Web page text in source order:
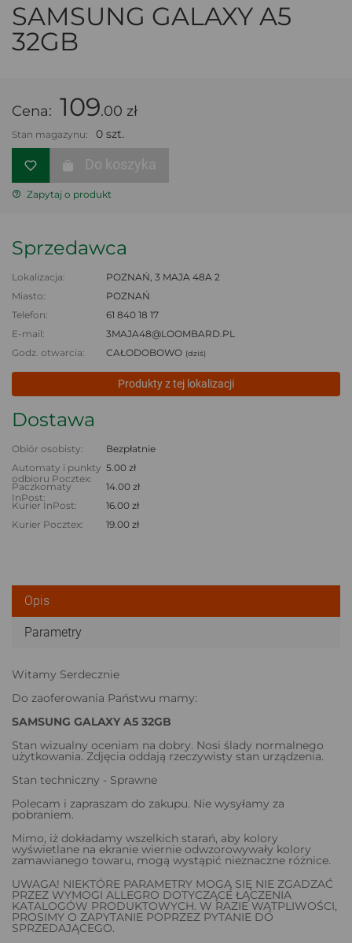
SAMSUNG GALAXY A5
32GB
Cena: 109.00 zł
Stan magazynu: 0 szt.
Do koszyka
Zapytaj o produkt
Sprzedawca
Lokalizacja:
POZNAŃ, 3 MAJA 48A 2
Miasto:
POZNAŃ
Telefon:
61 840 18 17
E-mail:
3MAJA48@LOOMBARD.PL
Godz. otwarcia:
CAŁODOBOWO (dziś)
Produkty z tej lokalizacji
Dostawa
Obiór osobisty:
Bezpłatnie
Automaty i punkty
odbioru Pocztex:
5.00 zł
Paczkomaty
InPost:
14.00 zł
Kurier InPost:
16.00 zł
Kurier Pocztex:
19.00 zł
Opis
Parametry
Witamy Serdecznie
Do zaoferowania Państwu mamy:
SAMSUNG GALAXY A5 32GB
Stan wizualny oceniam na dobry. Nosi ślady normalnego
użytkowania. Zdjęcia oddają rzeczywisty stan urządzenia.
Stan techniczny - Sprawne
Polecam i zapraszam do zakupu. Nie wysyłamy za
pobraniem.
Mimo, iż dokładamy wszelkich starań, aby kolory
wyświetlane na ekranie wiernie odwzorowywały kolory
zamawianego towaru, mogą wystąpić nieznaczne różnice.
UWAGA! NIEKTÓRE PARAMETRY MOGĄ SIĘ NIE ZGADZAĆ
PRZEZ WYMOGI ALLEGRO DOTYCZĄCE ŁĄCZENIA
KATALOGÓW PRODUKTOWYCH. W RAZIE WĄTPLIWOŚCI,
PROSIMY O ZAPYTANIE POPRZEZ PYTANIE DO
SPRZEDAJĄCEGO.